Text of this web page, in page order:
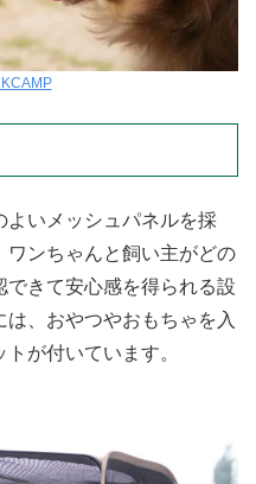
よいメッシュパネルを採
ワンちゃんと飼い主がどの
きて安心感を得られる設
、おやつやおもちゃを入
が付いています。